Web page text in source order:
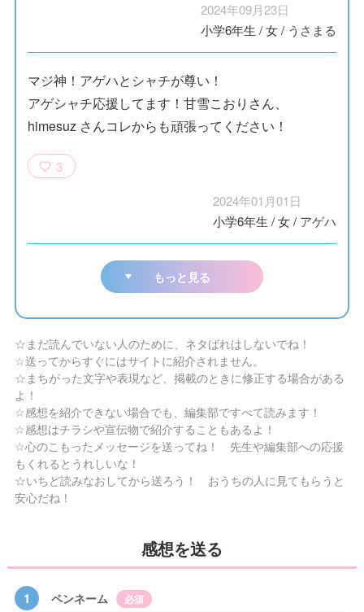
2024年09月23日
小学6年生 /女/ うさまる
マジ神！アゲハとシャチが尊い！
アゲシャチ応援してます！甘雪こおりさん、
himesuz さんコレからも頑張ってください！
3
2024年01月01日
小学6年生 /女/ アゲハ
もっと見る
☆まだ読んでいない人のために、ネタばれはしないでね！
☆送ってからすぐにはサイトに紹介されません。
☆まちがった文字や表現など、掲載のときに修正する場合がある
よ！
☆感想を紹介できない場合でも、編集部ですべて読みます！
☆感想はチラシや宣伝物で紹介することもあるよ！
☆心のこもったメッセージを送ってね！ 先生や編集部への応援
もくれるとうれしいな！
☆いちど読みなおしてから送ろう！ おうちの人に見てもらうと
安心だね！
感想を送る
1 ペンネーム 必須